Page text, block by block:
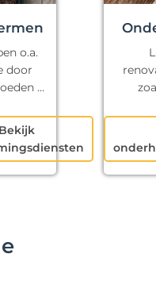
o.a.
door
te
Bekijk